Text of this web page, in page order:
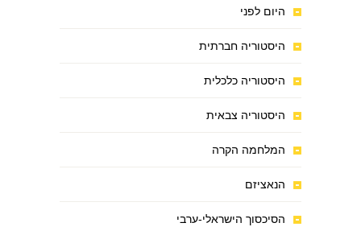
היום לפני
היסטוריה חברתית
היסטוריה כלכלית
היסטוריה צבאית
המלחמה הקרה
הנאציזם
הסיכסוך הישראלי-ערבי